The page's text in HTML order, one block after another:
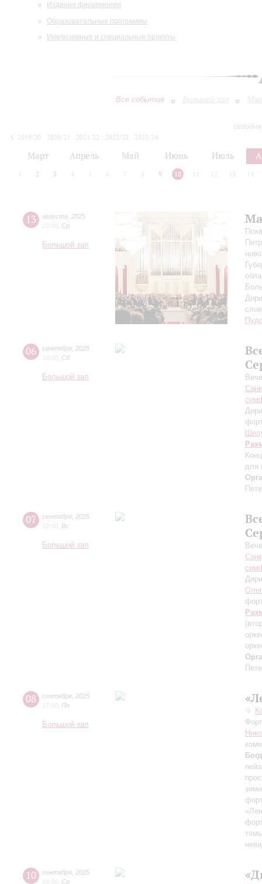
Издания филармонии
Образовательные программы
Инклюзивные и специальные проекты
Все события Большой зал
2019/20
2020/21 2021/22 2022/23
2023/24
Март Апрель Май Июнь Июль
2 3 4 5 6 7 8 9 10 12 13 14
13 августа
2025
20:00 Ср
Большой зал
06 сентября 2025
19:00 Сб
Большой зал
для
07 сентября 2025
19:00 Вс
Большой зал
08 сентября 2025
17:00 Пн
Большой зал
10 сентября 2025
19:00 Ср